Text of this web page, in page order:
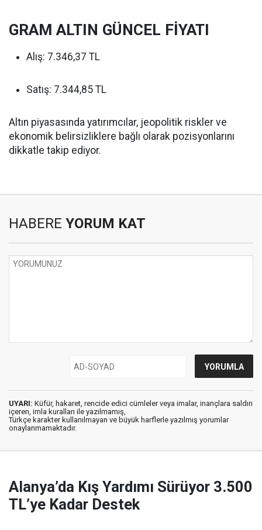
GRAM ALTIN GÜNCEL FİYATI
Alış: 7.346,37 TL
Satış: 7.344,85 TL
Altın piyasasında yatırımcılar, jeopolitik riskler ve
ekonomik belirsizliklere bağlı olarak pozisyonlarını
dikkatle takip ediyor.
HABERE YORUM KAT
UYARI: Küfür, hakaret, rencide edici cümleler veya imalar, inançlara saldırı
içeren, imla kuralları ile yazılmamış,
Türkçe karakter kullanılmayan ve büyük harflerle yazılmış yorumlar
onaylanmamaktadır.
Alanya’da Kış Yardımı Sürüyor 3.500
TL’ye Kadar Destek